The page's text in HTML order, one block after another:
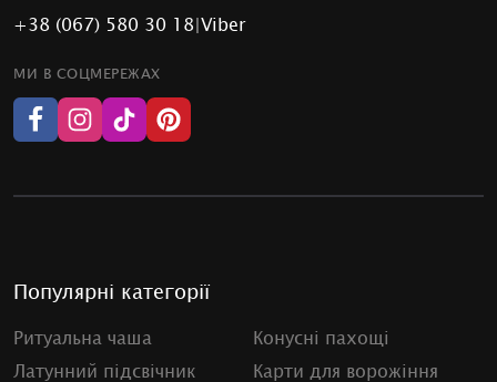
+38 (067) 580 30 18|Viber
МИ В СОЦМЕРЕЖАХ
Популярні категорії
Ритуальна чаша
Конусні пахощі
Латунний підсвічник
Карти для ворожіння